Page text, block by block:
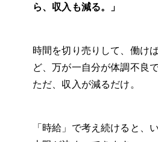
ら、収入も減る。」
時間を切り売りして、働け
ど、万が一自分が体調不良
ただ、収入が減るだけ。
「時給」で考え続けると、